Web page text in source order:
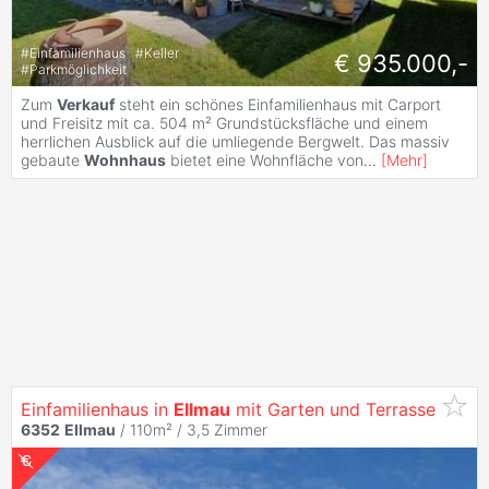
#Einfamilienhaus #Keller
#Parkmöglichkeit € 935.000,-
Zum Verkauf steht ein schönes Einfamilienhaus mit Carport
und Freisitz mit ca. 504 m² Grundstücksfläche und einem
herrlichen Ausblick auf die umliegende Bergwelt. Das massiv
gebaute Wohnhaus bietet eine Wohnfläche von... [Mehr]
Einfamilienhaus in Ellmau mit Garten und Terrasse
6352 Ellmau / 110m² / 3,5 Zimmer